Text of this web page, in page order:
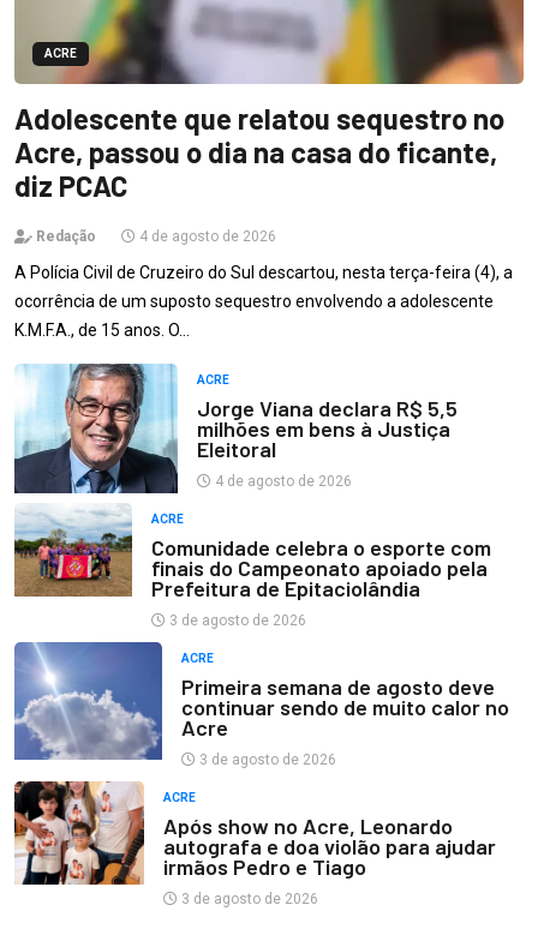
ACRE
Adolescente que relatou sequestro no
Acre, passou o dia na casa do ficante,
diz PCAC
Redação 4 de agosto de 2026
A Polícia Civil de Cruzeiro do Sul descartou, nesta terça-feira (4), a
ocorrência de um suposto sequestro envolvendo a adolescente
K.M.F.A., de 15 anos. O…
ACRE
Jorge Viana declara R$ 5,5
milhões em bens à Justiça
Eleitoral
4 de agosto de 2026
ACRE
Comunidade celebra o esporte com
finais do Campeonato apoiado pela
Prefeitura de Epitaciolândia
3 de agosto de 2026
ACRE
Primeira semana de agosto deve
continuar sendo de muito calor no
Acre
3 de agosto de 2026
ACRE
Após show no Acre, Leonardo
autografa e doa violão para ajudar
irmãos Pedro e Tiago
3 de agosto de 2026